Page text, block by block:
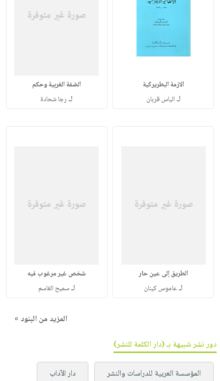
الازمة البطريركية
لـ الياس قربان
الضفة الغربية وحكم
لـ رجا شحادة
الطريق إلى عين حار
لـعاموس كينان
شخص غير مرغوب فيه
لـسميح القاسم
المزيد من البنود »
دور نشر شبيهة بـ (دار الكلمة للنشر)
المؤسسة العربية للدراسات والنشر دار الآداب